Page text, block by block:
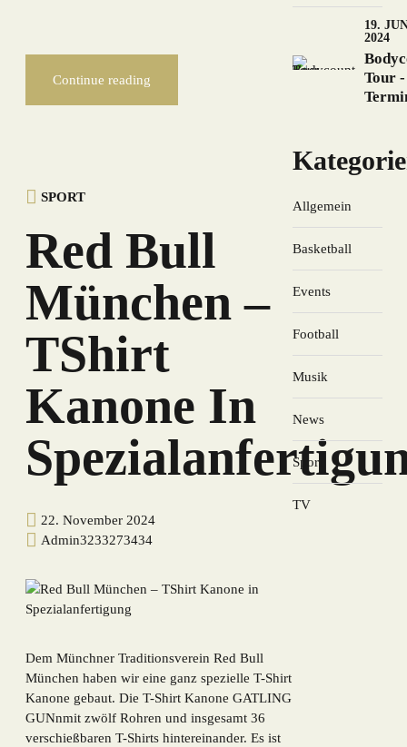
Continue reading
SPORT
Red Bull
München –
TShirt
Kanone In
22. November 2024
Admin3233273434
Dem Münchner Traditionsverein Red Bull
München haben wir eine ganz spezielle T-Shirt
Kanone gebaut. Die T-Shirt Kanone GATLING
GUNnmit zwölf Rohren und insgesamt 36
verschießbaren T-Shirts hintereinander. Es ist
19.
2024
Tour
Allgemein
Basketball
Events
Football
Musik
News
Sport
TV